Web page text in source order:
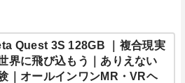
Quest 3S 128GB ｜複合現実
界に飛び込もう｜ありえない
｜オールインワンMR・VRヘ